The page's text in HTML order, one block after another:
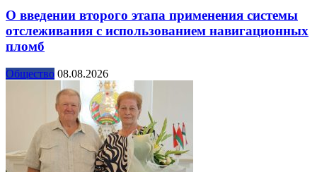
О введении второго этапа применения системы
отслеживания с использованием навигационных
пломб
Общество 08.08.2026